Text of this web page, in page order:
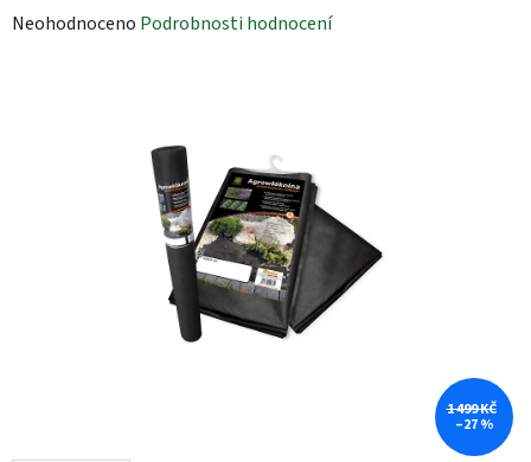
Průměrné
Neohodnoceno Podrobnosti hodnocení
1 499 KČ
–27 %